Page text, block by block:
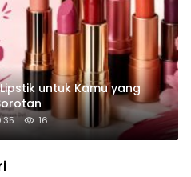
untuk Kamu yang
16